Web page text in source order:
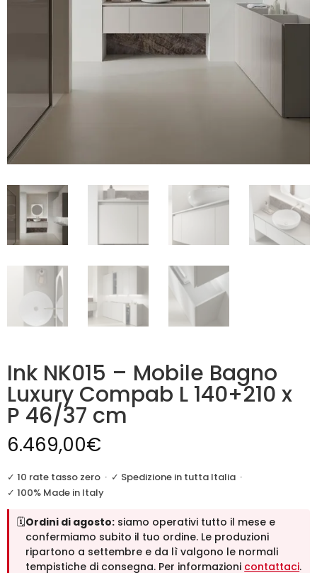
Ink NK015 – Mobile Bagno
Luxury Compab L 140+210 x
P 46/37 cm
6.469,00€
✓ 10 rate tasso zero · ✓ Spedizione in tutta Italia ·
✓ 100% Made in Italy
🗓️Ordini di agosto: siamo operativi tutto il mese e
confermiamo subito il tuo ordine. Le produzioni
ripartono a settembre e da lì valgono le normali
tempistiche di consegna. Per informazioni contattaci.